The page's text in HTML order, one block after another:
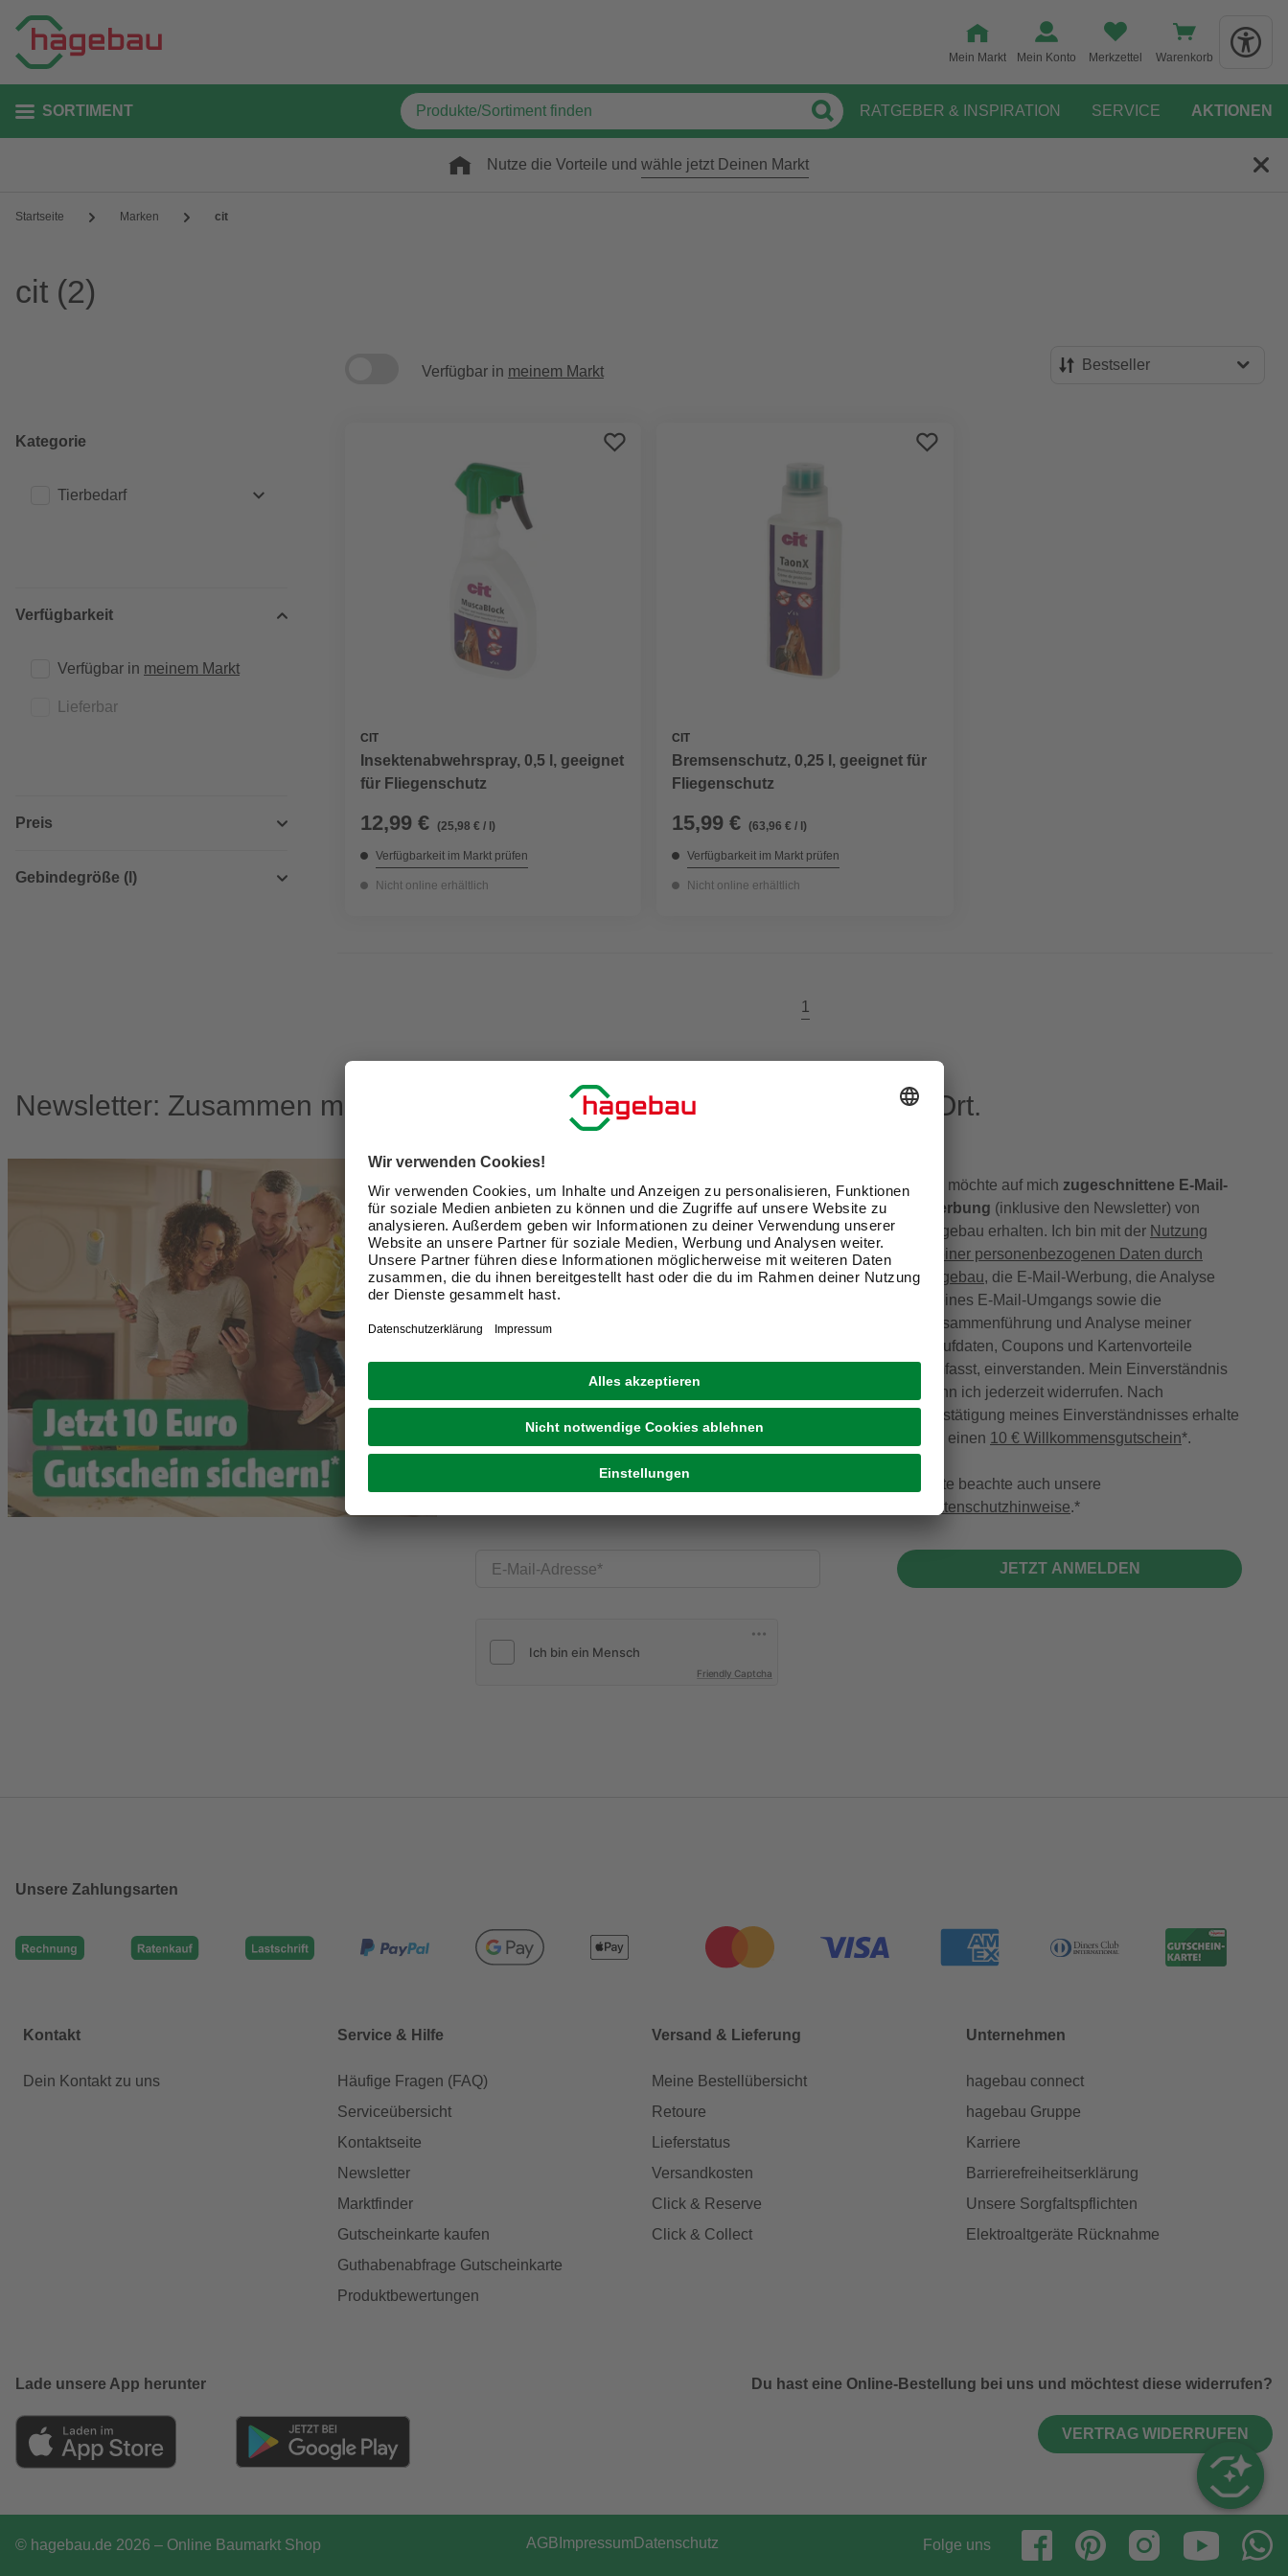
Mein Markt Mein Konto Merkzettel Warenkorb
SORTIMENT RATGEBER & INSPIRATION SERVICE AKTIONEN
Nutze die Vorteile und wähle jetzt Deinen Markt
Startseite Marken cit
cit (2)
Kategorie
Tierbedarf
Verfügbarkeit
Verfügbar in meinem Markt
Lieferbar
Preis
Gebindegröße (l)
Verfügbar in meinem Markt Bestseller
CIT
Insektenabwehrspray, 0,5 l, geeignet
für Fliegenschutz
12,99 € (25,98 € / l)
Verfügbarkeit im Markt prüfen
Nicht online erhältlich
CIT
Bremsenschutz, 0,25 l, geeignet für
Fliegenschutz
15,99 € (63,96 € / l)
Verfügbarkeit im Markt prüfen
Nicht online erhältlich
1
Newsletter: Zusammen machen wir Dein Zuhause zu einem schöneren Ort.
Exklusive Angebote und Gewinnspiele
Kreative Ideen & nützliche Heimwerker-Tipps
Produktneuheiten und innovative Lösungen
E-Mail-Adresse
Friendly Captcha
Ich möchte auf mich zugeschnittene E-Mail-
Werbung (inklusive den Newsletter) von
hagebau erhalten. Ich bin mit der Nutzung
meiner personenbezogenen Daten durch
hagebau, die E-Mail-Werbung, die Analyse
meines E-Mail-Umgangs sowie die
Zusammenführung und Analyse meiner
Kaufdaten, Coupons und Kartenvorteile
umfasst, einverstanden. Mein Einverständnis
kann ich jederzeit widerrufen. Nach
Bestätigung meines Einverständnisses erhalte
ich einen 10 € Willkommensgutschein*.
Bitte beachte auch unsere
Datenschutzhinweise.
JETZT ANMELDEN
Unsere Zahlungsarten
Kontakt
Dein Kontakt zu uns
Service & Hilfe
Häufige Fragen (FAQ)
Serviceübersicht
Kontaktseite
Newsletter
Marktfinder
Gutscheinkarte kaufen
Guthabenabfrage Gutscheinkarte
Produktbewertungen
Versand & Lieferung
Meine Bestellübersicht
Retoure
Lieferstatus
Versandkosten
Click & Reserve
Click & Collect
Unternehmen
hagebau connect
hagebau Gruppe
Karriere
Barrierefreiheitserklärung
Unsere Sorgfaltspflichten
Elektroaltgeräte Rücknahme
Lade unsere App herunter Du hast eine Online-Bestellung bei uns und möchtest diese widerrufen?
VERTRAG WIDERRUFEN
© hagebau.de 2026 – Online Baumarkt Shop AGB Impressum Datenschutz Folge uns